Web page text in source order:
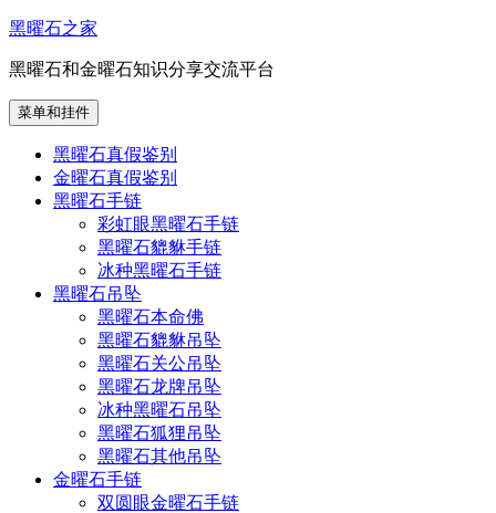
跳
内
容
黑曜石之家
黑曜石和金曜石知识分享交流平台
菜单和挂件
黑曜石真假鉴别
金曜石真假鉴别
黑曜石手链
彩虹眼黑曜石手链
黑曜石貔貅手链
冰种黑曜石手链
黑曜石吊坠
黑曜石本命佛
黑曜石貔貅吊坠
黑曜石关公吊坠
黑曜石龙牌吊坠
冰种黑曜石吊坠
黑曜石狐狸吊坠
黑曜石其他吊坠
金曜石手链
双圆眼金曜石手链